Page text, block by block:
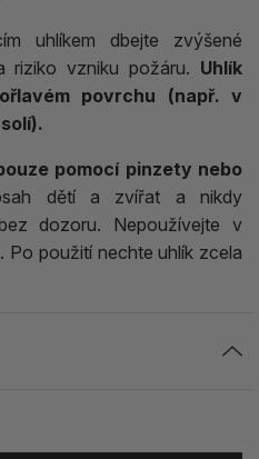
uhlíkem dbejte zvýšené
riziko vzniku požáru. Uhlík
povrchu (např. v
pomocí pinzety nebo
dětí a zvířat a nikdy
dozoru. Nepoužívejte v
Po použití nechte uhlík zcela